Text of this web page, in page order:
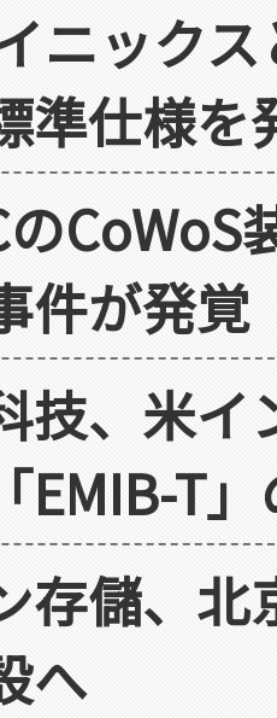
ニック
準仕様を
の
件が発覚
技、米イ
EMIB-T
存儲、北
へ